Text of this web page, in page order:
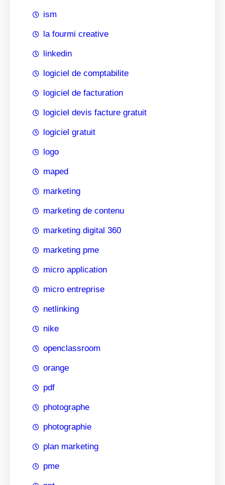
ism
la fourmi creative
linkedin
logiciel de comptabilite
logiciel de facturation
logiciel devis facture gratuit
logiciel gratuit
logo
maped
marketing
marketing de contenu
marketing digital 360
marketing pme
micro application
micro entreprise
netlinking
nike
openclassroom
orange
pdf
photographe
photographie
plan marketing
pme